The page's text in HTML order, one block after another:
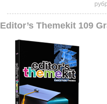
Editor’s Themekit 109